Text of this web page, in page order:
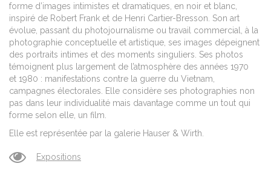
forme d’images intimistes et dramatiques, en noir et blanc,
inspiré de Robert Frank et de Henri Cartier-Bresson. Son art
évolue, passant du photojournalisme ou travail commercial, à la
photographie conceptuelle et artistique, ses images dépeignent
des portraits intimes et des moments singuliers. Ses photos
témoignent plus largement de l’atmosphère des années 1970
et 1980 : manifestations contre la guerre du Vietnam,
campagnes électorales. Elle considère ses photographies non
pas dans leur individualité mais davantage comme un tout qui
forme selon elle, un film.
Elle est représentée par la galerie Hauser & Wirth.
Expositions